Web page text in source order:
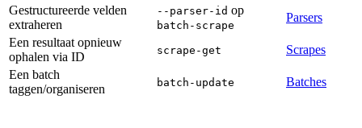
Gestructureerde velden
extraheren
--parser-id op
batch-scrape
Parsers
Een resultaat opnieuw
ophalen via ID
scrape-get
Scrapes
Een batch
taggen/organiseren
batch-update Batches